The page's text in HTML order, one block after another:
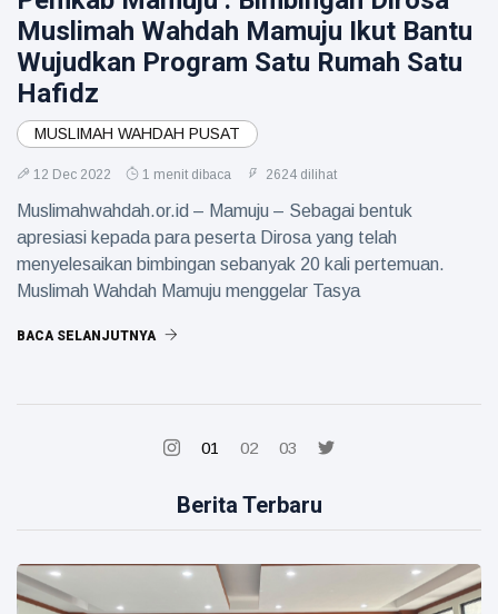
Muslimah Wahdah Mamuju Ikut Bantu
Wujudkan Program Satu Rumah Satu
Hafidz
MUSLIMAH WAHDAH PUSAT
12 Dec 2022 1 menit dibaca 2624 dilihat
Muslimahwahdah.or.id – Mamuju – Sebagai bentuk
apresiasi kepada para peserta Dirosa yang telah
menyelesaikan bimbingan sebanyak 20 kali pertemuan.
Muslimah Wahdah Mamuju menggelar Tasya
BACA SELANJUTNYA
01 02 03
Berita Terbaru